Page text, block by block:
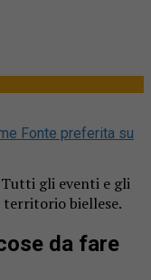
Fonte preferita su
Tutti gli eventi e gli
biellese.
da fare